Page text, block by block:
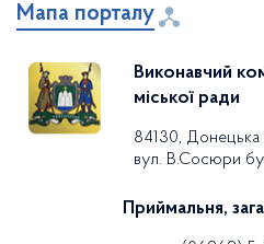
Мапа порталу
Виконавчий
міської ради
84130, Донецька
вул. В.Сосюри
Приймальня,